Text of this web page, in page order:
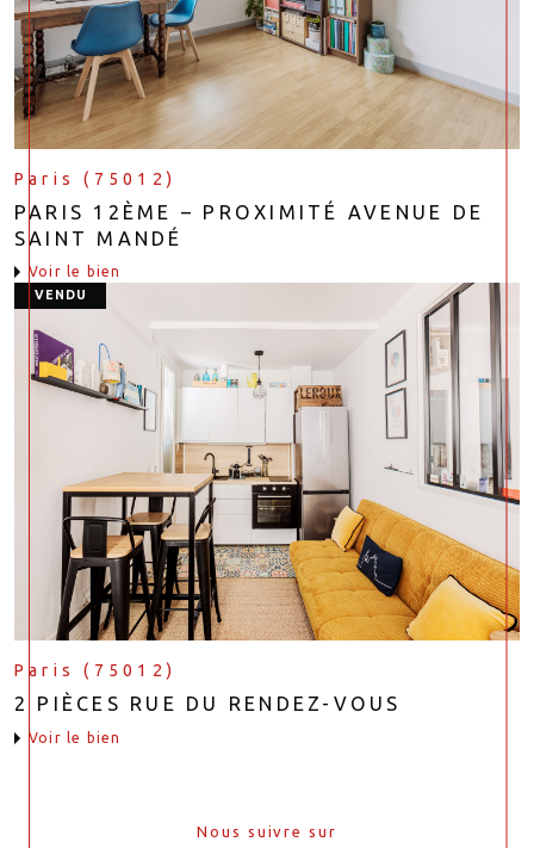
Paris (75012)
PARIS 12ÈME – PROXIMITÉ AVENUE DE
SAINT MANDÉ
voir le bien
VENDU
Paris (75012)
2 PIÈCES RUE DU RENDEZ-VOUS
voir le bien
Nous suivre sur